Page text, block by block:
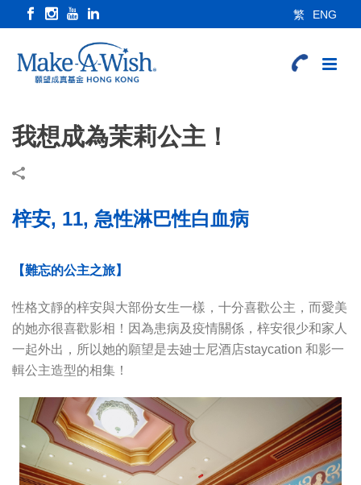
繁 ENG
我想成為茉莉公主！
梓安, 11, 急性淋巴性白血病
【難忘的公主之旅】
性格文靜的梓安與大部份女生一樣，十分喜歡公主，而愛美
的她亦很喜歡影相！因為患病及疫情關係，梓安很少和家人
一起外出，所以她的願望是去廸士尼酒店staycation 和影一
輯公主造型的相集！